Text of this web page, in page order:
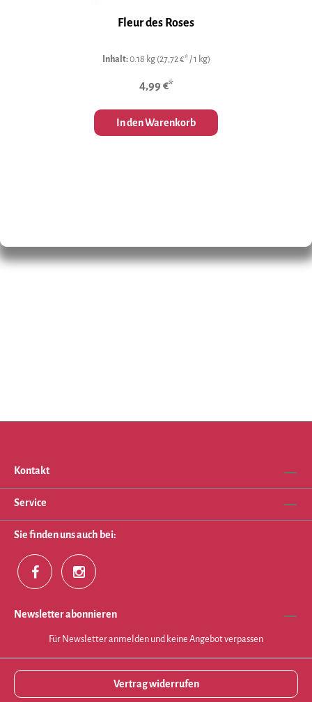
Fleur des Roses
Inhalt:0.18 kg (27,72 €* / 1 kg)
4,99 €*
In den Warenkorb
Kontakt
Service
Sie finden uns auch bei:
Newsletter abonnieren
Für Newsletter anmelden und keine Angebot verpassen
Vertrag widerrufen